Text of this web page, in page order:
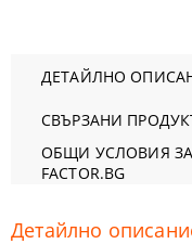
ДЕТАЙЛНО
СВЪРЗАНИ
ОБЩИ УСЛОВИЯ
FACTOR.BG
Детайлно